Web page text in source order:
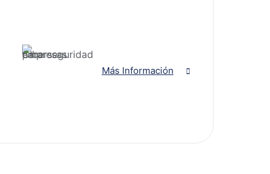
Más Información